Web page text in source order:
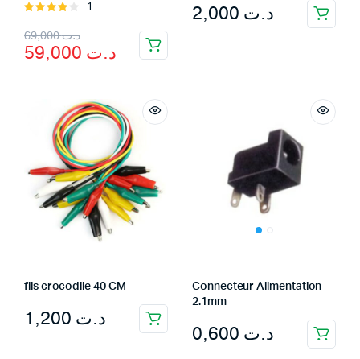
Rated
of 5
1
د.ت69,000
Original
price
د.ت 69,000.
د.ت
Current
price
د.ت 59,000.
د.ت
fils crocodile 40 CM
د.ت
Connecteur Alimentation
2.1mm
د.ت